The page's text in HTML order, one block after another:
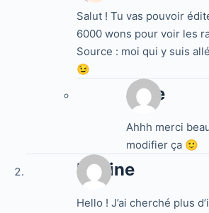
Salut ! Tu vas pouvoir
6000 wons pour voir les
Source : moi qui y suis
😉
Jake
Ahhh merci
modifier ça 🙂
Marine
Hello ! J’ai cherché plus